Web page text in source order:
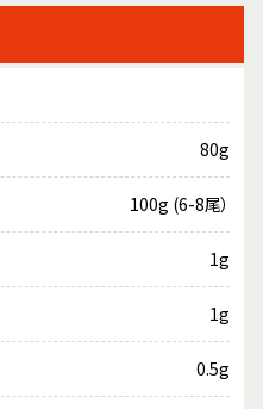
80g
100g (6-8尾）
1g
1g
0.5g